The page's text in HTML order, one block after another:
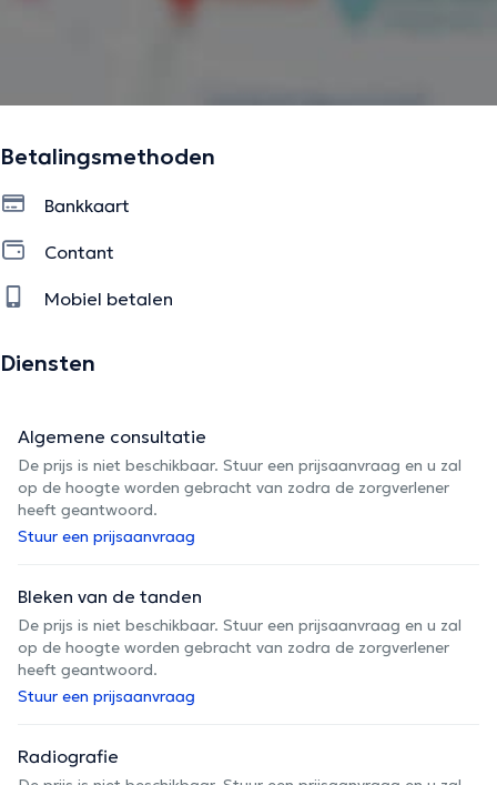
Betalingsmethoden
Bankkaart
Contant
Mobiel betalen
Diensten
Algemene consultatie
De prijs is niet beschikbaar. Stuur een prijsaanvraag en u zal
op de hoogte worden gebracht van zodra de zorgverlener
heeft geantwoord.
Stuur een prijsaanvraag
Bleken van de tanden
De prijs is niet beschikbaar. Stuur een prijsaanvraag en u zal
op de hoogte worden gebracht van zodra de zorgverlener
heeft geantwoord.
Stuur een prijsaanvraag
Radiografie